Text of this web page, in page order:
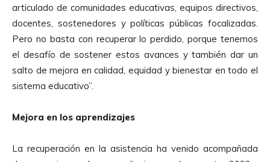
articulado de comunidades educativas, equipos directivos,
docentes, sostenedores y políticas públicas focalizadas.
Pero no basta con recuperar lo perdido, porque tenemos
el desafío de sostener estos avances y también dar un
salto de mejora en calidad, equidad y bienestar en todo el
sistema educativo”.
Mejora en los aprendizajes
La recuperación en la asistencia ha venido acompañada